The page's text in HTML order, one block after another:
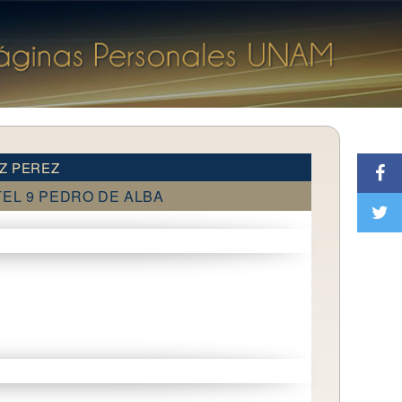
PEREZ
9 PEDRO DE ALBA